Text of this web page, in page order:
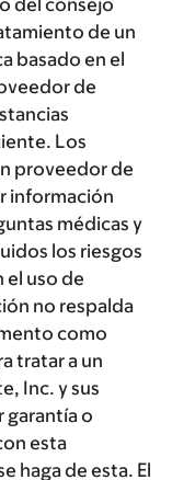
del consejo
de un
basado en el
de
Los
proveedor de
información
médicas y
los riesgos
el uso de
no respalda
como
tratar a un
Inc. y sus
garantía o
esta
haga de esta. El